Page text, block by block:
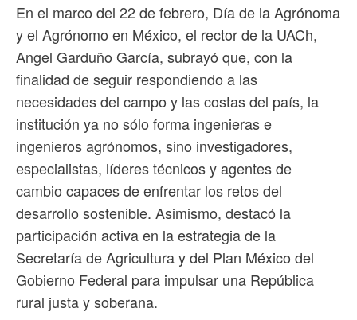
En el marco del 22 de febrero, Día de la Agrónoma
y el Agrónomo en México, el rector de la UACh,
Angel Garduño García, subrayó que, con la
finalidad de seguir respondiendo a las
necesidades del campo y las costas del país, la
institución ya no sólo forma ingenieras e
ingenieros agrónomos, sino investigadores,
especialistas, líderes técnicos y agentes de
cambio capaces de enfrentar los retos del
desarrollo sostenible. Asimismo, destacó la
participación activa en la estrategia de la
Secretaría de Agricultura y del Plan México del
Gobierno Federal para impulsar una República
rural justa y soberana.